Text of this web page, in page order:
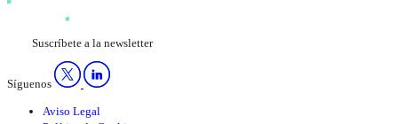
Suscríbete a la newsletter
Síguenos
Aviso Legal